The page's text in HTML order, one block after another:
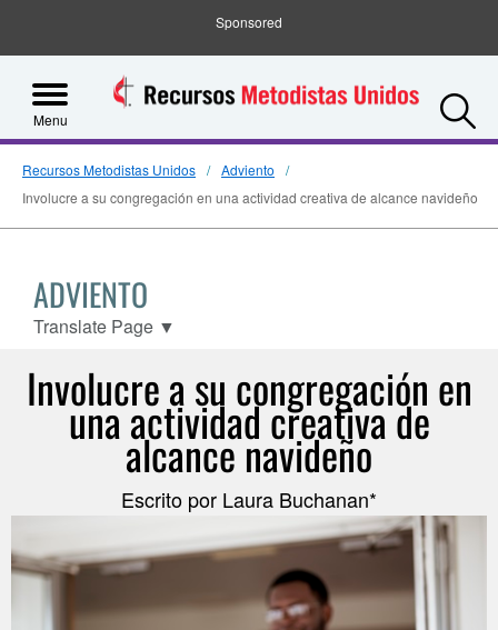
Sponsored
Menu
Recursos Metodistas Unidos
Adviento
Involucre a su congregación en una actividad creativa de alcance navideño
ADVIENTO
Translate Page ▼
Involucre a su congregación en
una actividad creativa de
alcance navideño
Escrito por Laura Buchanan*